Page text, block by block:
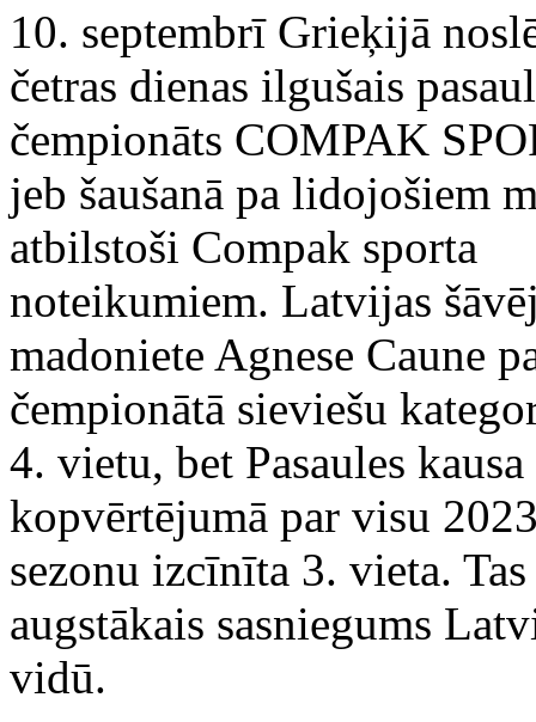
10. septembrī Grieķijā
četras dienas ilgušais
čempionāts COMPAK
jeb šaušanā pa lidojošiem
atbilstoši Compak sporta
noteikumiem. Latvijas
madoniete Agnese Caune
čempionātā sieviešu
4. vietu, bet Pasaules kausa
kopvērtējumā par visu
sezonu izcīnīta 3. vieta.
augstākais sasniegums
vidū.